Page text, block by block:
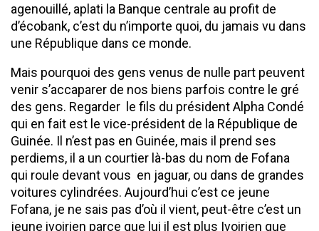
agenouillé, aplati la Banque centrale au profit de
d’écobank, c’est du n’importe quoi, du jamais vu dans
une République dans ce monde.
Mais pourquoi des gens venus de nulle part peuvent
venir s’accaparer de nos biens parfois contre le gré
des gens. Regarder le fils du président Alpha Condé
qui en fait est le vice-président de la République de
Guinée. Il n’est pas en Guinée, mais il prend ses
perdiems, il a un courtier là-bas du nom de Fofana
qui roule devant vous en jaguar, ou dans de grandes
voitures cylindrées. Aujourd’hui c’est ce jeune
Fofana, je ne sais pas d’où il vient, peut-être c’est un
jeune ivoirien parce que lui il est plus Ivoirien que